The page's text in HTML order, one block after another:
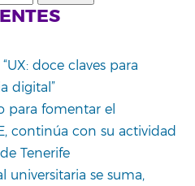
doce claves para
digital”
para fomentar el
continúa con su actividad
Tenerife
universitaria se suma,